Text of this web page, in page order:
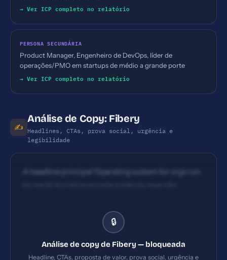
→ Ver ICP completo no relatório
PERSONA SECUNDÁRIA
Product Manager, Engenheiro de DevOps, líder de
operações/PMO em startups de médio a grande porte
→ Ver ICP completo no relatório
✍️
Análise de Copy: Fibery
Headlines, CTAs, prova social, urgência e
legibilidade
A headline principal 'Operating system for orgs run
para o usuário (conecta ferramentas, aumenta
eficiência). Há claro tom de persona interna
específico, porém pode afastar visitantes menos
🔒
Análise de copy de Fibery — bloqueada
Headline, CTAs, proposta de valor, prova social, urgência e